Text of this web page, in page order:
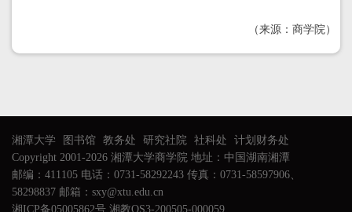
（来源：商学院）
湘潭大学 图书馆 教务处 研究社院 社科处
计划财务处
Copyright 2001-2026 湘潭大学商学院 地址：中国湖南湘潭
邮编：411105 电话：0731-58292243 传真：0731-58597906、
58298837 邮箱：sxy@xtu.edu.cn
湘ICP备05005862号 湘教QS3-200505-000059